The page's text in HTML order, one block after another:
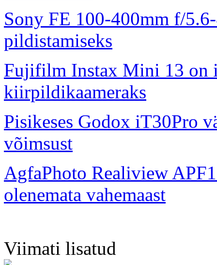
Sony FE 100-400mm f/
pildistamiseks
Fujifilm Instax Mini 13 on
kiirpildikaameraks
Pisikeses Godox iT30Pro
võimsust
AgfaPhoto Realiview
olenemata vahemaast
Viimati lisatud